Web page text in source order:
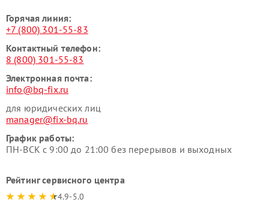
Горячая линия:
+7 (800) 301-55-83
Контактный телефон:
8 (800) 301-55-83
Электронная почта:
info@bq-fix.ru
для юридических лиц
manager@fix-bq.ru
График работы:
ПН-ВСК с 9:00 до 21:00 без перерывов и выходных
Рейтинг сервисного центра
4.9-5.0